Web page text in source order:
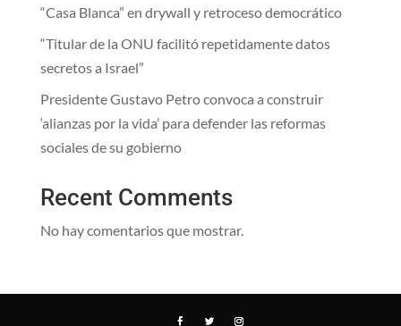
“Casa Blanca” en drywall y retroceso democrático
“Titular de la ONU facilitó repetidamente datos
secretos a Israel”
Presidente Gustavo Petro convoca a construir
‘alianzas por la vida’ para defender las reformas
sociales de su gobierno
Recent Comments
No hay comentarios que mostrar.